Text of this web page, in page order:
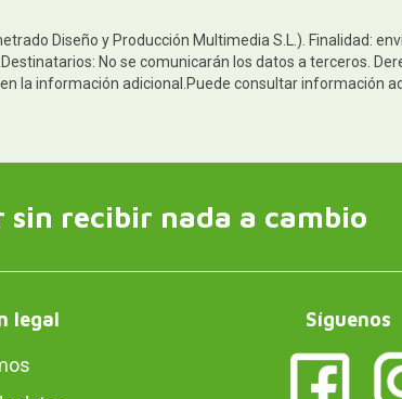
Diseño y Producción Multimedia S.L.). Finalidad:
No se comunicarán los datos a terceros.
la información adicional.Puede consultar información
sin recibir nada a cambio
legal
Síguenos